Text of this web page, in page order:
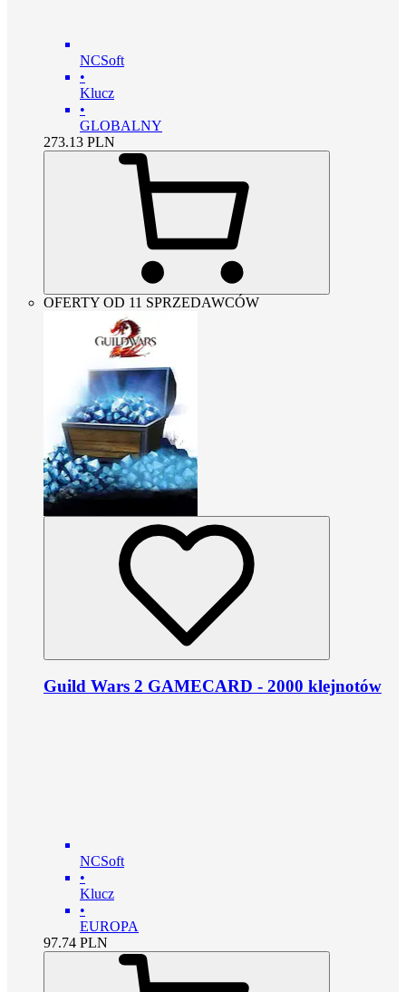
NCSoft
•
Klucz
•
GLOBALNY
273.13 PLN
OFERTY OD 11 SPRZEDAWCÓW
Guild Wars 2 GAMECARD - 2000 klejnotów
NCSoft
•
Klucz
•
EUROPA
97.74 PLN